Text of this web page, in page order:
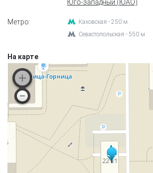
Юго-западный (ЮАО)
Метро:
Каховская - 250 м.
Севастопольская - 550 м.
На карте